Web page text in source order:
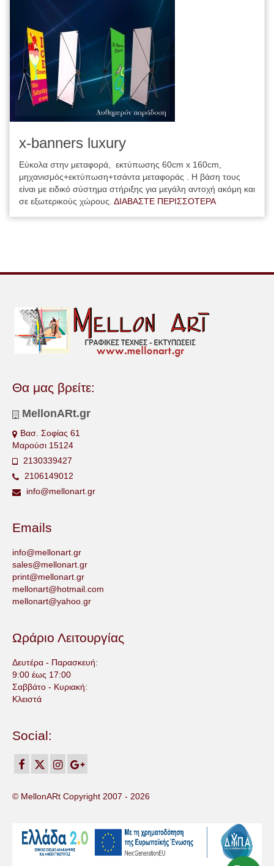
x-banners luxury
Εύκολα στην μεταφορά, εκτύπωσης 60cm x 160cm,
μηχανισμός+εκτύπωση+τσάντα μεταφοράς . Η βάση τους
είναι με ειδικό σύστημα στήριξης για μεγάλη αντοχή ακόμη και
σε εξωτερικούς χώρους. ΔΙΑΒΑΣΤΕ ΠΕΡΙΣΣΟΤΕΡΑ
Θα μας βρείτε:
MellonARt.gr
Βασ. Σοφίας 61
Μαρούσι 15124
2130339427
2106149012
info@mellonart.gr
Emails
info@mellonart.gr
sales@mellonart.gr
print@mellonart.gr
mellonart@hotmail.com
mellonart@yahoo.gr
Ωράριο Λειτουργίας
Δευτέρα - Παρασκευή:
9:00 έως 17:00
Σαββάτο - Κυριακή:
Κλειστά
Social:
© MellonARt Copyright 2007 - 2026